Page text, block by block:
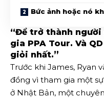
Bức ảnh hoặc nó
“Để trở thành
gia PPA Tour. Và
giỏi nhất.”
Trước khi James, Ryan
đồng vì tham gia một
ở Nhật Bản, một